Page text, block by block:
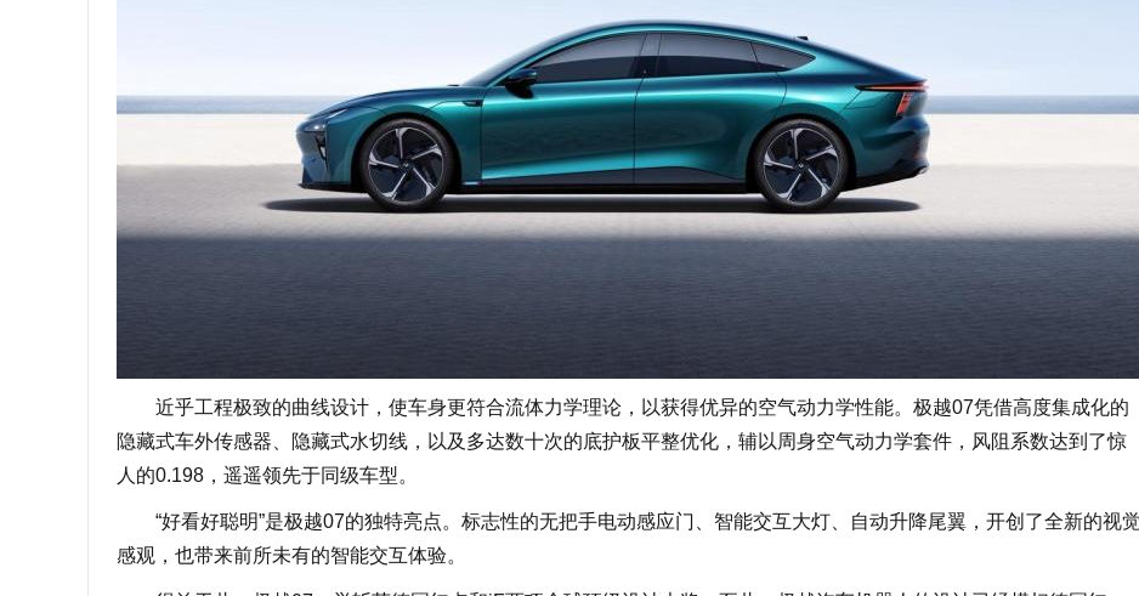
近乎工程极致的曲线设计，使车身更符合流体力学理论，以获得优异的空气动力学性能。极越07凭借高度集成化的
隐藏式车外传感器、隐藏式水切线，以及多达数十次的底护板平整优化，辅以周身空气动力学套件，风阻系数达到了惊
人的0.198，遥遥领先于同级车型。
“好看好聪明”是极越07的独特亮点。标志性的无把手电动感应门、智能交互大灯、自动升降尾翼，开创了全新的视
感观，也带来前所未有的智能交互体验。